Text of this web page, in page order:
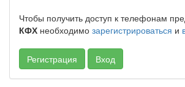
Чтобы получить доступ к телефонам
КФХ необходимо зарегистрироваться и
Регистрация Вход